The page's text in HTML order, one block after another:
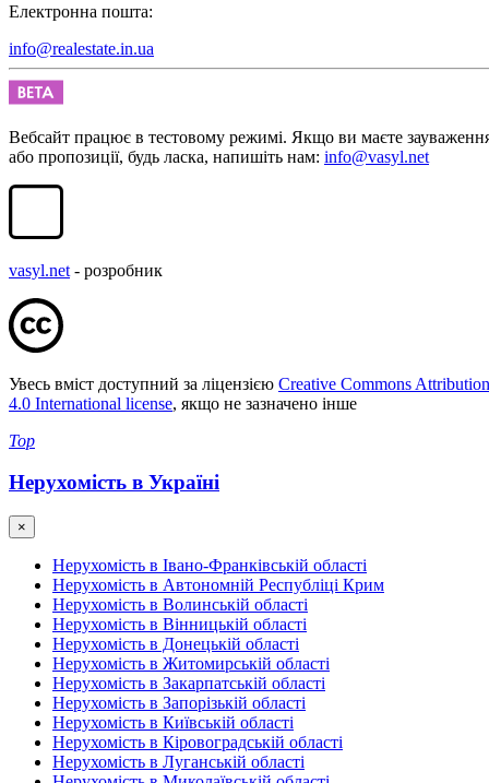
Електронна пошта:
info@realestate.in.ua
Вебсайт працює в тестовому режимі. Якщо ви маєте
або пропозиції, будь ласка, напишіть нам: info@vasyl.net
vasyl.net - розробник
Увесь вміст доступний за ліцензією Creative Commons Attribution
4.0 International license, якщо не зазначено інше
Top
Нерухомість в Україні
×
Нерухомість в Івано-Франківській області
Нерухомість в Автономній Республіці Крим
Нерухомість в Волинській області
Нерухомість в Вінницькій області
Нерухомість в Донецькій області
Нерухомість в Житомирській області
Нерухомість в Закарпатській області
Нерухомість в Запорізькій області
Нерухомість в Київській області
Нерухомість в Кіровоградській області
Нерухомість в Луганській області